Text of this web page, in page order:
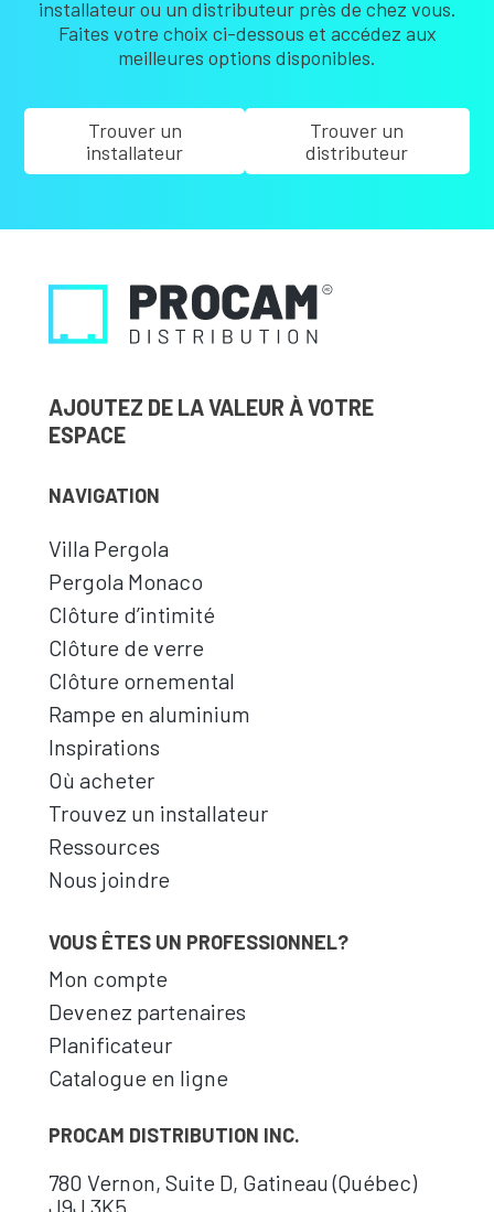
installateur ou un distributeur près de chez vous.
Faites votre choix ci-dessous et accédez aux
meilleures options disponibles.
Trouver un
installateur
Trouver un
distributeur
AJOUTEZ DE LA VALEUR À VOTRE
ESPACE
NAVIGATION
Villa Pergola
Pergola Monaco
Clôture d’intimité
Clôture de verre
Clôture ornemental
Rampe en aluminium
Inspirations
Où acheter
Trouvez un installateur
Ressources
Nous joindre
VOUS ÊTES UN PROFESSIONNEL?
Mon compte
Devenez partenaires
Planificateur
Catalogue en ligne
PROCAM DISTRIBUTION INC.
780 Vernon, Suite D, Gatineau (Québec)
J9J 3K5